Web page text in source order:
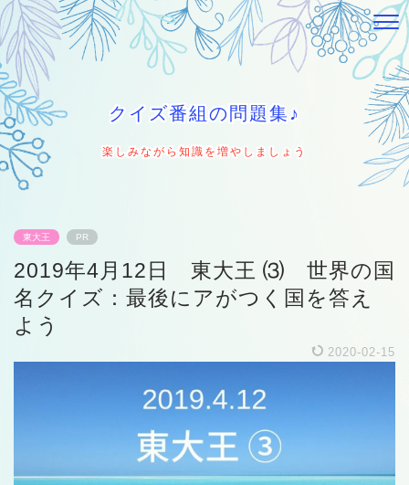
クイズ番組の問題集♪
楽しみながら知識を増やしましょう
東大王 PR
2019年4月12日 東大王 ⑶ 世界の国
名クイズ：最後にアがつく国を答え
よう
2020-02-15